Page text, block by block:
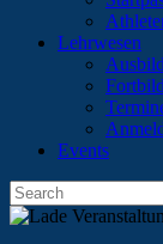
Lehrwesen
Events